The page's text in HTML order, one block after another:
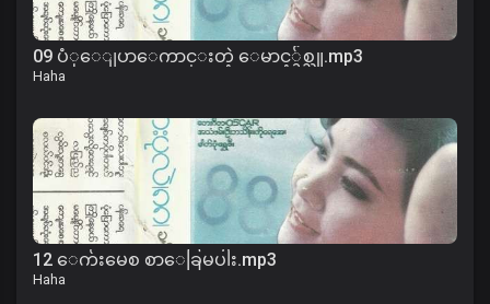
09 ပံုေျပာေကာင္းတဲ့ ေမာင့္ခ်စ္သူ.mp3
Haha
12 ေက်းမေစ စာေခြမပါး.mp3
Haha